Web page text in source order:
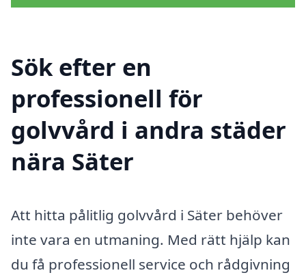
Sök efter en
professionell för
golvvård i andra städer
nära Säter
Att hitta pålitlig golvvård i Säter behöver
inte vara en utmaning. Med rätt hjälp kan
du få professionell service och rådgivning